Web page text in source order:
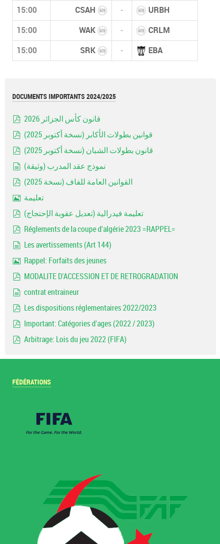
15:00 CSAH - URBH
15:00 WAK - CRLM
15:00 SRK - EBA
DOCUMENTS IMPORTANTS 2024/2025
قانون كأس الجزائر 2026
قوانين بطولات الأكابر (نسخة أكتوبر 2025)
قانون بطولات الشبان (نسخة أكتوبر 2025)
نموذج عقد المدرب (وثيقة)
القوانين العامة للفاف (نسخة 2025)
تعليمة
تعليمة فيدرالية (تعديل عقوبة الإحتجاج)
Réglements de la coupe d'algérie 2023 =RAPPEL=
Les avertissements (Art 144)
Rappel: Forfaits des jeunes
MODALITE D'ACCESSION ET DE RETROGRADATION
contrat entraineur
Les dispositions réglementaires 2022/2023
Important: Catégories d'ages (2022 / 2023)
Arbitrage: Lois du jeu 2022 (FIFA)
FÉDÉRATIONS